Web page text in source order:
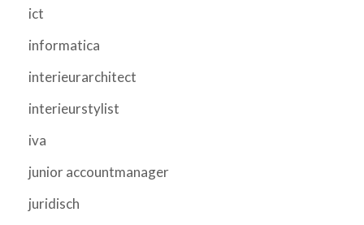
ict
informatica
interieurarchitect
interieurstylist
iva
junior accountmanager
juridisch